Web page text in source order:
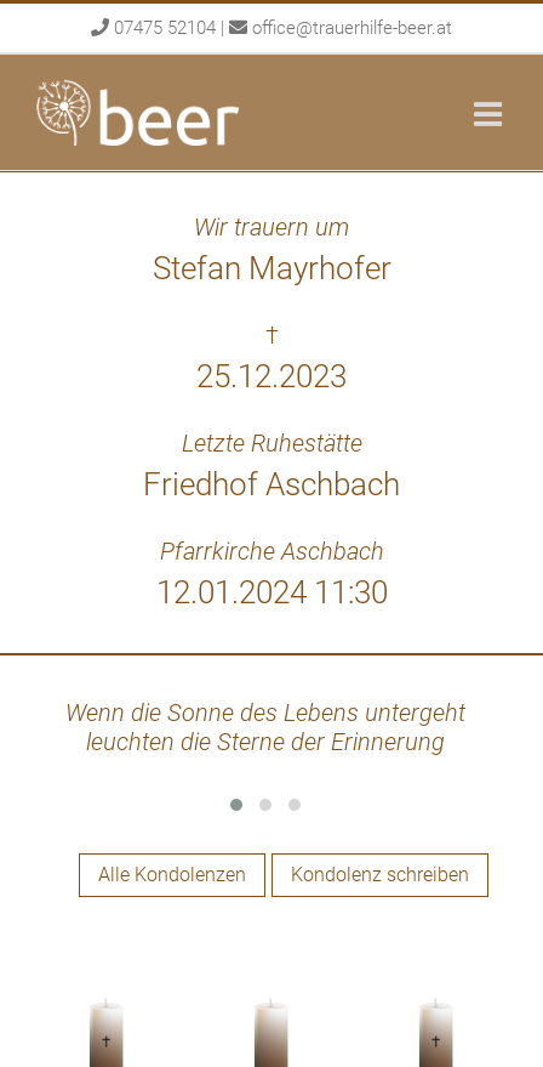
to
content
07475 52104 | office@trauerhilfe-beer.at
Wir trauern um
Stefan Mayrhofer
†
25.12.2023
Letzte Ruhestätte
Friedhof Aschbach
Pfarrkirche Aschbach
12.01.2024 11:30
Wenn die Sonne des Lebens untergeht
leuchten die Sterne der Erinnerung
Alle Kondolenzen Kondolenz schreiben